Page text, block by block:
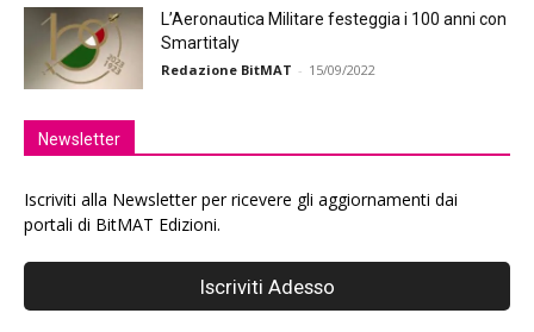
L’Aeronautica Militare festeggia i 100 anni con
Smartitaly
Redazione BitMAT - 15/09/2022
Newsletter
Iscriviti alla Newsletter per ricevere gli aggiornamenti dai
portali di BitMAT Edizioni.